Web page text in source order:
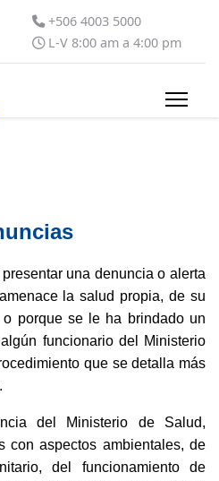
+506 4003 5000
L-V 8:00 am a 4:00 pm
una denuncia o alerta
la salud propia, de su
porque se le ha brindado un
funcionario del Ministerio
que se detalla más
del Ministerio de Salud,
con aspectos ambientales, de
del funcionamiento de